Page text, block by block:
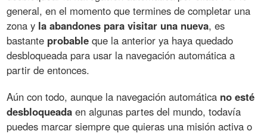
general, en el momento que termines de completar una
zona y la abandones para visitar una nueva, es
bastante probable que la anterior ya haya quedado
desbloqueada para usar la navegación automática a
partir de entonces.
Aún con todo, aunque la navegación automática no esté
desbloqueada en algunas partes del mundo, todavía
puedes marcar siempre que quieras una misión activa o